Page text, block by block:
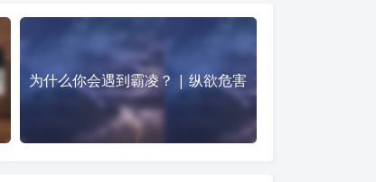
为什么你会遇到霸凌？ | 纵欲危害